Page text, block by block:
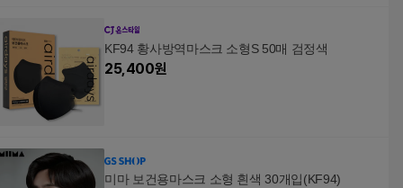
KF94 황사방역마스크 소형S 50매 검정색
25,400원
미마 보건용마스크 소형 흰색 30개입(KF94)